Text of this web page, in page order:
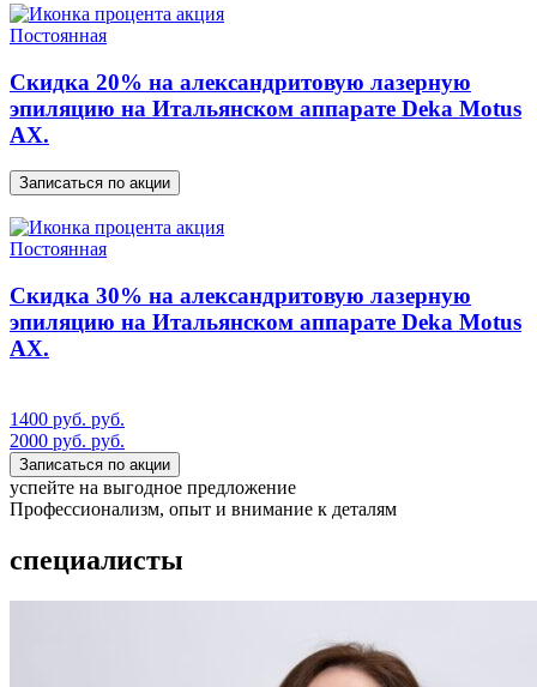
акция
Постоянная
Скидка 20% на александритовую лазерную
эпиляцию на Итальянском аппарате Deka Motus
AX.
Записаться по акции
акция
Постоянная
Скидка 30% на александритовую лазерную
эпиляцию на Итальянском аппарате Deka Motus
AX.
1400 руб. руб.
2000 руб. руб.
Записаться по акции
успейте на выгодное предложение
Профессионализм, опыт и внимание к деталям
специалисты